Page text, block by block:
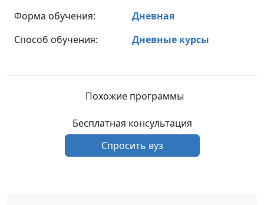
Форма обучения:
Дневная
Способ обучения:
Дневные курсы
Похожие программы
Бесплатная консультация
Спросить вуз